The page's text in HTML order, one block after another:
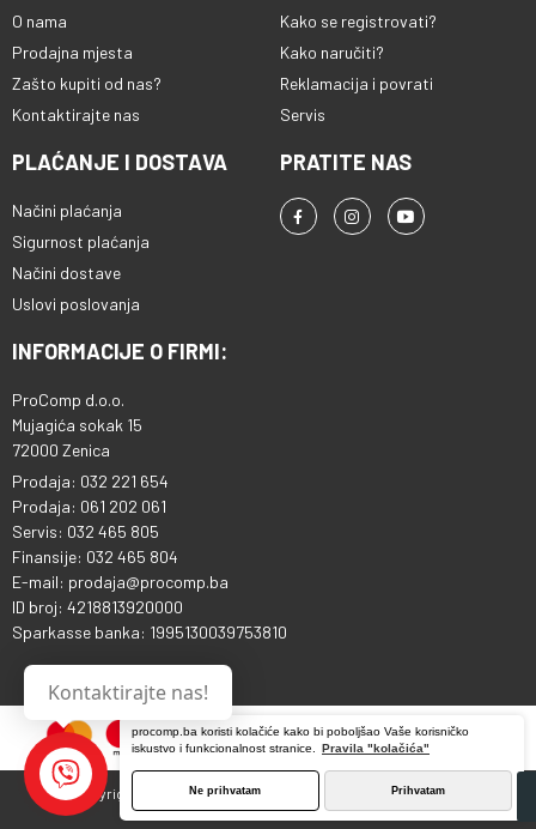
procomp.ba koristi kolačiće kako bi poboljšao Vaše korisničko
iskustvo i funkcionalnost stranice.
Pravila "kolačića"
Ne prihvatam Prihvatam
O nama
Prodajna mjesta
Zašto kupiti od nas?
Kontaktirajte nas
Kako se registrovati?
Kako naručiti?
Reklamacija i povrati
Servis
PLAĆANJE I DOSTAVA
Načini plaćanja
Sigurnost plaćanja
Načini dostave
Uslovi poslovanja
PRATITE NAS
INFORMACIJE O FIRMI:
ProComp d.o.o.
Mujagića sokak 15
72000 Zenica
Prodaja: 032 221 654
Prodaja: 061 202 061
Servis: 032 465 805
Finansije: 032 465 804
E-mail: prodaja@procomp.ba
ID broj: 4218813920000
Sparkasse banka: 1995130039753810
Copyright © 2013 - 2026 ProComp d.o.o. Sva prava pridržana.
Kontaktirajte nas!